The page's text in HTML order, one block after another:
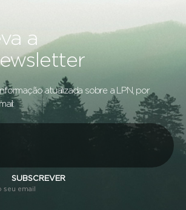
a
atualizada sobre a LPN, por
SUBSCREVER
seu email